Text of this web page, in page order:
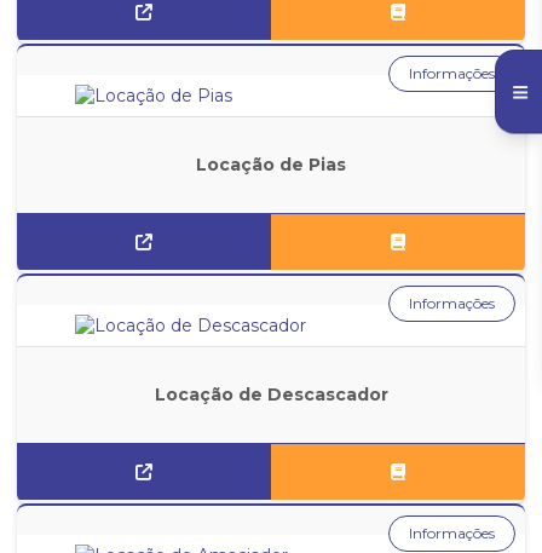
Locação de Pias
Informações
Locação de Descascador
Informações
Informações